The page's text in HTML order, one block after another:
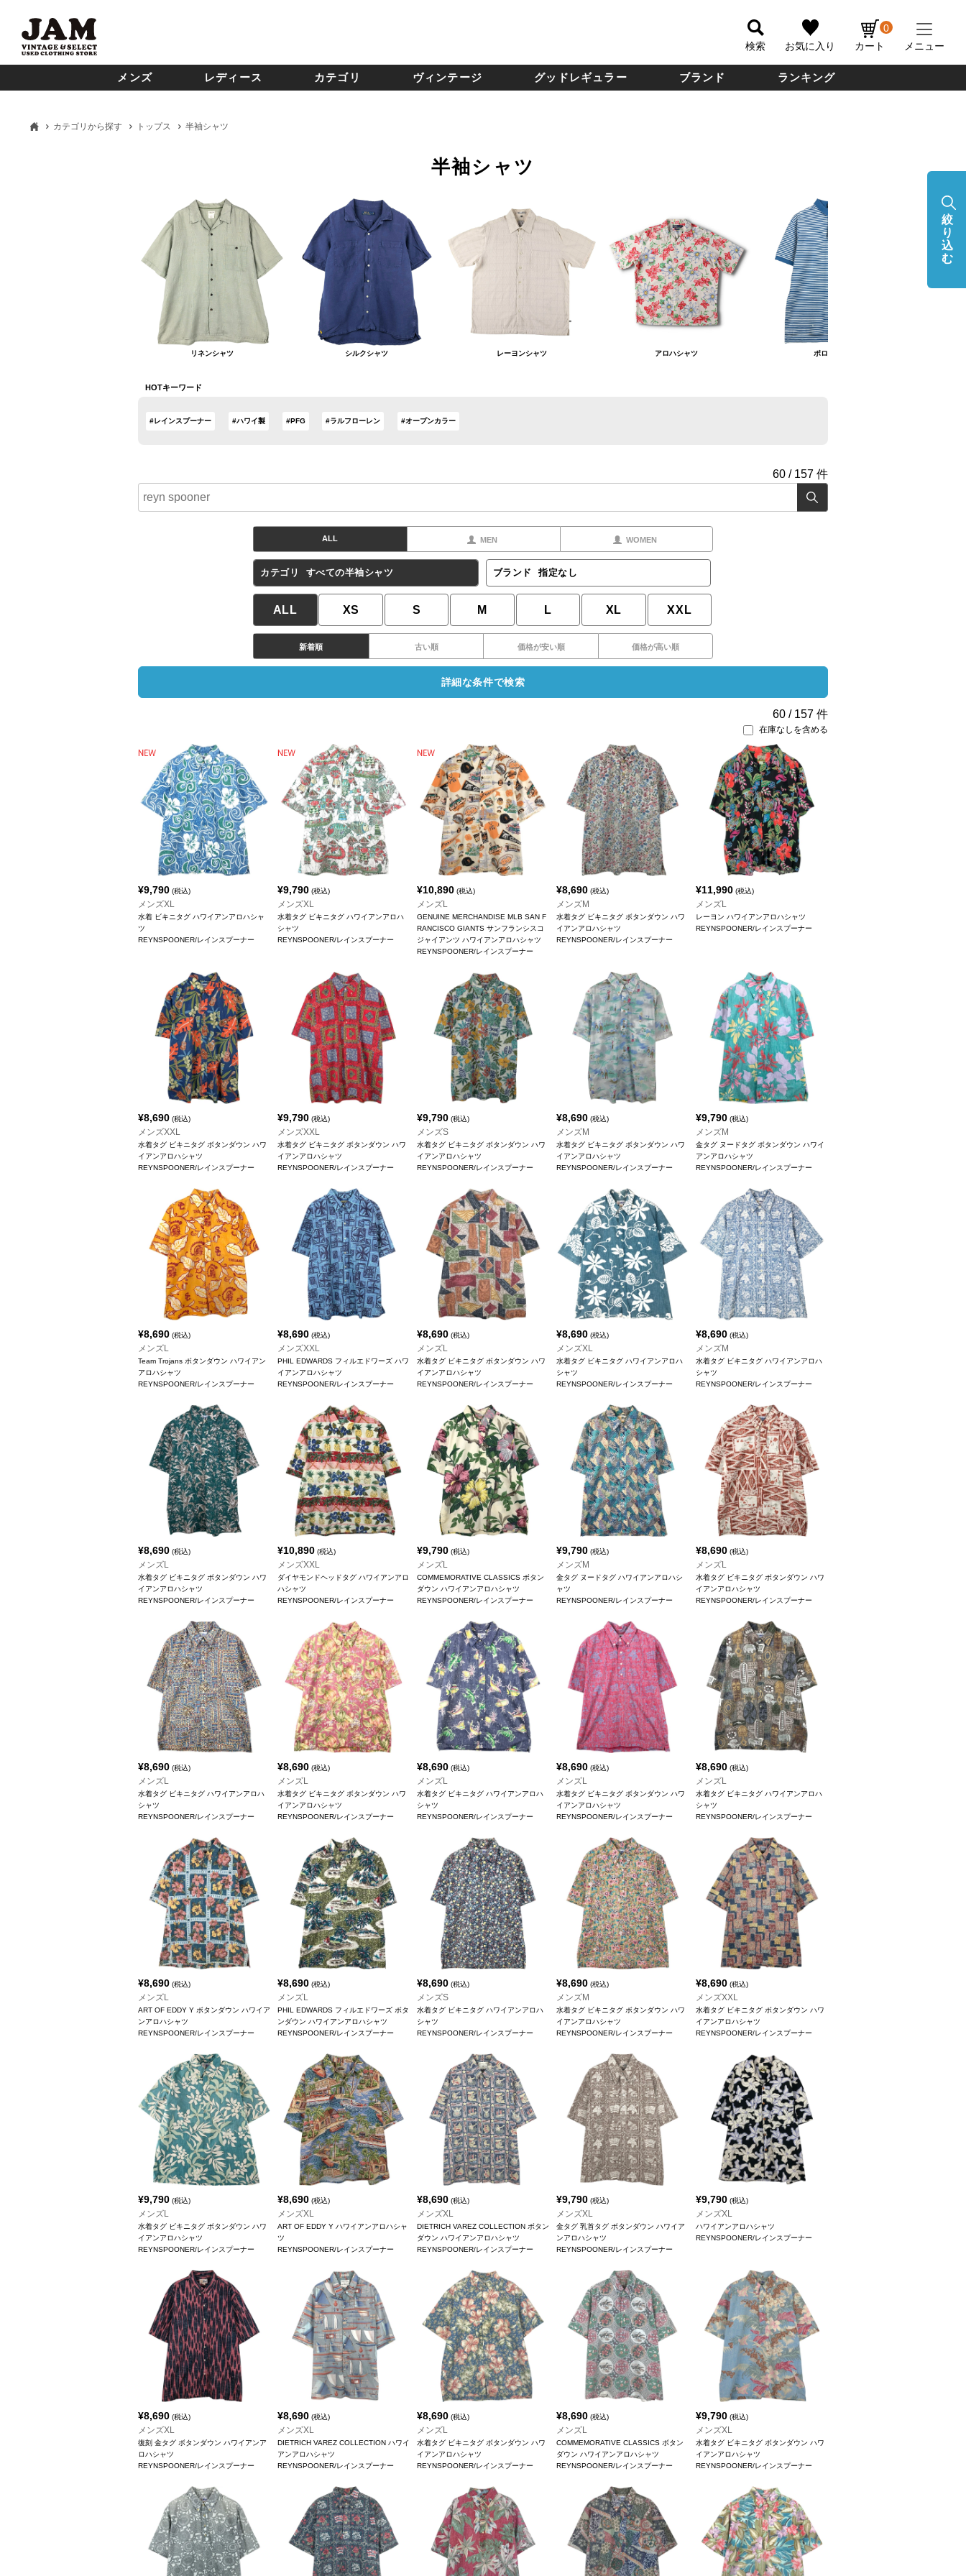
検索 お気に入り カート
0
メニュー
メンズ レディース カテゴリ ヴィンテージ グッドレギュラー ブランド ランキング
カテゴリから探す トップス 半袖シャツ
半袖シャツ
リネンシャツ シルクシャツ レーヨンシャツ アロハシャツ ポロシャツ
HOTキーワード
#レインスプーナー #ハワイ製 #PFG #ラルフローレン #オープンカラー
60 / 157 件
ALL MEN WOMEN
カテゴリ すべての半袖シャツ ブランド 指定なし
ALL XS S M L XL XXL
新着順 古い順 価格が安い順 価格が高い順
詳細な条件で検索
60 / 157 件
在庫なしを含める
¥9,790 (税込)
メンズXL
水着 ビキニタグ ハワイアンアロハシャ
ツ
REYNSPOONER/レインスプーナー
¥9,790 (税込)
メンズXL
水着タグ ビキニタグ ハワイアンアロハ
シャツ
REYNSPOONER/レインスプーナー
¥10,890 (税込)
メンズL
GENUINE MERCHANDISE MLB SAN F
RANCISCO GIANTS サンフランシスコ
ジャイアンツ ハワイアンアロハシャツ
REYNSPOONER/レインスプーナー
¥8,690 (税込)
メンズM
水着タグ ビキニタグ ボタンダウン ハワ
イアンアロハシャツ
REYNSPOONER/レインスプーナー
¥11,990 (税込)
メンズL
レーヨン ハワイアンアロハシャツ
REYNSPOONER/レインスプーナー
¥8,690 (税込)
メンズXXL
水着タグ ビキニタグ ボタンダウン ハワ
イアンアロハシャツ
REYNSPOONER/レインスプーナー
¥9,790 (税込)
メンズXXL
水着タグ ビキニタグ ボタンダウン ハワ
イアンアロハシャツ
REYNSPOONER/レインスプーナー
¥9,790 (税込)
メンズS
水着タグ ビキニタグ ボタンダウン ハワ
イアンアロハシャツ
REYNSPOONER/レインスプーナー
¥8,690 (税込)
メンズM
水着タグ ビキニタグ ボタンダウン ハワ
イアンアロハシャツ
REYNSPOONER/レインスプーナー
¥9,790 (税込)
メンズM
金タグ ヌードタグ ボタンダウン ハワイ
アンアロハシャツ
REYNSPOONER/レインスプーナー
¥8,690 (税込)
メンズL
Team Trojans ボタンダウン ハワイアン
アロハシャツ
REYNSPOONER/レインスプーナー
¥8,690 (税込)
メンズXXL
PHIL EDWARDS フィルエドワーズ ハワ
イアンアロハシャツ
REYNSPOONER/レインスプーナー
¥8,690 (税込)
メンズL
水着タグ ビキニタグ ボタンダウン ハワ
イアンアロハシャツ
REYNSPOONER/レインスプーナー
¥8,690 (税込)
メンズXL
水着タグ ビキニタグ ハワイアンアロハ
シャツ
REYNSPOONER/レインスプーナー
¥8,690 (税込)
メンズM
水着タグ ビキニタグ ハワイアンアロハ
シャツ
REYNSPOONER/レインスプーナー
¥8,690 (税込)
メンズL
水着タグ ビキニタグ ボタンダウン ハワ
イアンアロハシャツ
REYNSPOONER/レインスプーナー
¥10,890 (税込)
メンズXXL
ダイヤモンドヘッドタグ ハワイアンアロ
ハシャツ
REYNSPOONER/レインスプーナー
¥9,790 (税込)
メンズL
COMMEMORATIVE CLASSICS ボタン
ダウン ハワイアンアロハシャツ
REYNSPOONER/レインスプーナー
¥9,790 (税込)
メンズM
金タグ ヌードタグ ハワイアンアロハシ
ャツ
REYNSPOONER/レインスプーナー
¥8,690 (税込)
メンズL
水着タグ ビキニタグ ボタンダウン ハワ
イアンアロハシャツ
REYNSPOONER/レインスプーナー
¥8,690 (税込)
メンズL
水着タグ ビキニタグ ハワイアンアロハ
シャツ
REYNSPOONER/レインスプーナー
¥8,690 (税込)
メンズL
水着タグ ビキニタグ ボタンダウン ハワ
イアンアロハシャツ
REYNSPOONER/レインスプーナー
¥8,690 (税込)
メンズL
水着タグ ビキニタグ ハワイアンアロハ
シャツ
REYNSPOONER/レインスプーナー
¥8,690 (税込)
メンズL
水着タグ ビキニタグ ボタンダウン ハワ
イアンアロハシャツ
REYNSPOONER/レインスプーナー
¥8,690 (税込)
メンズL
水着タグ ビキニタグ ハワイアンアロハ
シャツ
REYNSPOONER/レインスプーナー
¥8,690 (税込)
メンズL
ART OF EDDY Y ボタンダウン ハワイア
ンアロハシャツ
REYNSPOONER/レインスプーナー
¥8,690 (税込)
メンズL
PHIL EDWARDS フィルエドワーズ ボタ
ンダウン ハワイアンアロハシャツ
REYNSPOONER/レインスプーナー
¥8,690 (税込)
メンズS
水着タグ ビキニタグ ハワイアンアロハ
シャツ
REYNSPOONER/レインスプーナー
¥8,690 (税込)
メンズM
水着タグ ビキニタグ ボタンダウン ハワ
イアンアロハシャツ
REYNSPOONER/レインスプーナー
¥8,690 (税込)
メンズXXL
水着タグ ビキニタグ ボタンダウン ハワ
イアンアロハシャツ
REYNSPOONER/レインスプーナー
¥9,790 (税込)
メンズL
水着タグ ビキニタグ ボタンダウン ハワ
イアンアロハシャツ
REYNSPOONER/レインスプーナー
¥8,690 (税込)
メンズXL
ART OF EDDY Y ハワイアンアロハシャ
ツ
REYNSPOONER/レインスプーナー
¥8,690 (税込)
メンズXL
DIETRICH VAREZ COLLECTION ボタン
ダウン ハワイアンアロハシャツ
REYNSPOONER/レインスプーナー
¥9,790 (税込)
メンズXL
金タグ 乳首タグ ボタンダウン ハワイア
ンアロハシャツ
REYNSPOONER/レインスプーナー
¥9,790 (税込)
メンズXL
ハワイアンアロハシャツ
REYNSPOONER/レインスプーナー
¥8,690 (税込)
メンズXL
復刻 金タグ ボタンダウン ハワイアンア
ロハシャツ
REYNSPOONER/レインスプーナー
¥8,690 (税込)
メンズXL
DIETRICH VAREZ COLLECTION ハワイ
アンアロハシャツ
REYNSPOONER/レインスプーナー
¥8,690 (税込)
メンズL
水着タグ ビキニタグ ボタンダウン ハワ
イアンアロハシャツ
REYNSPOONER/レインスプーナー
¥8,690 (税込)
メンズL
COMMEMORATIVE CLASSICS ボタン
ダウン ハワイアンアロハシャツ
REYNSPOONER/レインスプーナー
¥9,790 (税込)
メンズXL
水着タグ ビキニタグ ボタンダウン ハワ
イアンアロハシャツ
REYNSPOONER/レインスプーナー
絞
り
込
む